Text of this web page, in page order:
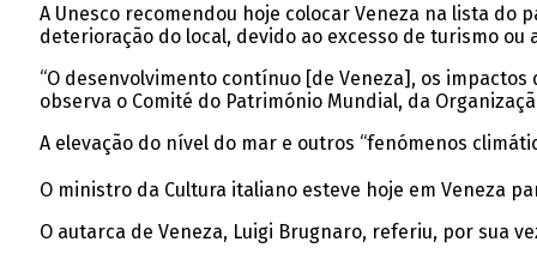
A Unesco recomendou hoje colocar Veneza na lista
deterioração do local, devido ao excesso de turismo
“O desenvolvimento contínuo [de Veneza], os
observa o Comité do Património Mundial, da
A elevação do nível do mar e outros “fenómenos
O ministro da Cultura italiano esteve hoje em Veneza
O autarca de Veneza, Luigi Brugnaro, referiu, por sua